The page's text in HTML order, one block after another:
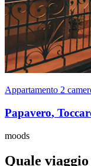
Appartamento 2
Papavero,
moods
Quale